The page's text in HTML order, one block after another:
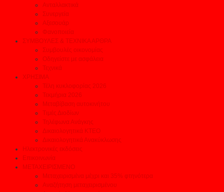
Ανταλλακτικά
Συνεργεία
Αξεσουάρ
Φανοποιεία
ΣΥΜΒΟΥΛΕΣ & ΤΕΧΝΙΚΑ ΑΡΘΡΑ
Συμβουλές οικονομίας
Οδηγείστε με ασφάλεια
Τεχνικά
ΧΡΗΣΙΜΑ
Τέλη κυκλοφορίας 2026
Τεκμήρια 2026
Μεταβίβαση αυτοκινήτου
Τιμές Διοδίων
Τηλέφωνα Ανάγκης
Δικαιολογητικά ΚΤΕΟ
Δικαιολογητικά Ανακύκλωσης
Ηλεκτρονικές εκδόσεις
Επικοινωνία
ΜΕΤΑΧΕΙΡΙΣΜΕΝΟ
Μεταχειρισμένα μέχρι και 35% φτηνότερα
Αναζήτηση μεταχειρισμένου